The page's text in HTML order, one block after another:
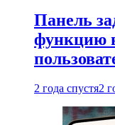
Панель
функцию
2 года спустя2